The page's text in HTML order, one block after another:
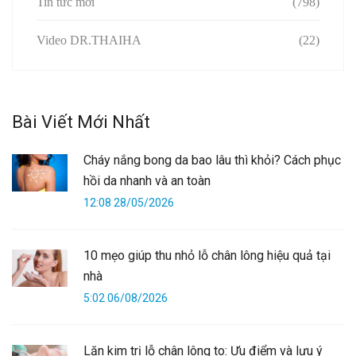
Video DR.THAIHA (22)
Bài Viết Mới Nhất
Cháy nắng bong da bao lâu thì khỏi? Cách phục
hồi da nhanh và an toàn
12:08 28/05/2026
10 mẹo giúp thu nhỏ lỗ chân lông hiệu quả tại
nhà
5:02 06/08/2026
Lăn kim trị lỗ chân lông to: Ưu điểm và lưu ý